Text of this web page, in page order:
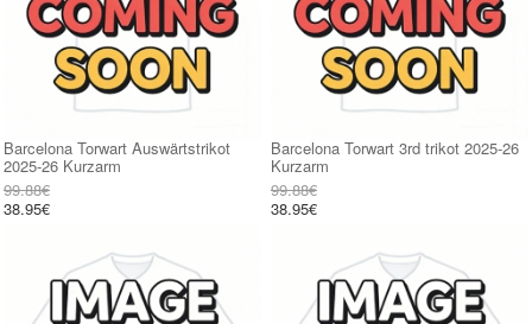
Barcelona Torwart Auswärtstrikot
2025-26 Kurzarm
99.88€
38.95€
Barcelona Torwart 3rd trikot 2025-26
Kurzarm
99.88€
38.95€